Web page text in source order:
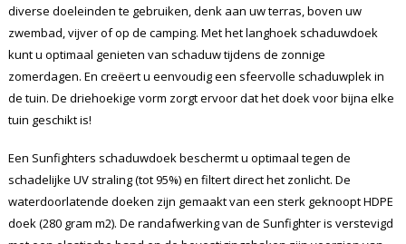
diverse doeleinden te gebruiken, denk aan uw terras, boven uw
zwembad, vijver of op de camping. Met het langhoek schaduwdoek
kunt u optimaal genieten van schaduw tijdens de zonnige
zomerdagen. En creëert u eenvoudig een sfeervolle schaduwplek in
de tuin. De driehoekige vorm zorgt ervoor dat het doek voor bijna elke
tuin geschikt is!
Een Sunfighters schaduwdoek beschermt u optimaal tegen de
schadelijke UV straling (tot 95%) en filtert direct het zonlicht. De
waterdoorlatende doeken zijn gemaakt van een sterk geknoopt HDPE
doek (280 gram m2). De randafwerking van de Sunfighter is verstevigd